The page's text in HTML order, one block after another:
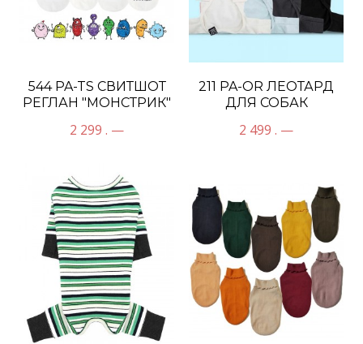
544 PA-TS СВИТШОТ
РЕГЛАН "МОНСТРИК"
2 299 . —
211 PA-OR ЛЕОТАРД
ДЛЯ СОБАК
2 499 . —